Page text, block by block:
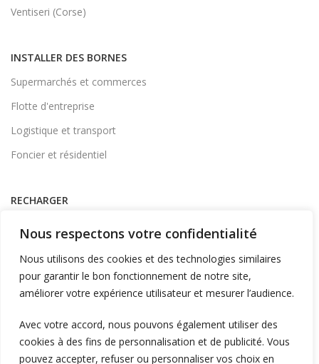
Nous respectons votre confidentialité
Nous utilisons des cookies et des technologies similaires
pour garantir le bon fonctionnement de notre site,
améliorer votre expérience utilisateur et mesurer l’audience.
Avec votre accord, nous pouvons également utiliser des
cookies à des fins de personnalisation et de publicité. Vous
pouvez accepter, refuser ou personnaliser vos choix en
Ventiseri (Corse)
INSTALLER DES BORNES
Supermarchés et commerces
Flotte d'entreprise
Logistique et transport
Foncier et résidentiel
RECHARGER
A Domicile
Télécharger l'application
LIENS UTILES